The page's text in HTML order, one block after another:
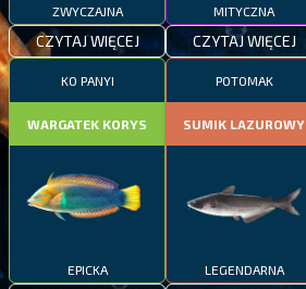
ZWYCZAJNA
CZYTAJ WIĘCEJ
MITYCZNA
CZYTAJ WIĘCEJ
KO PANYI
WARGATEK KORYS
EPICKA
POTOMAK
SUMIK LAZUROWY
LEGENDARNA